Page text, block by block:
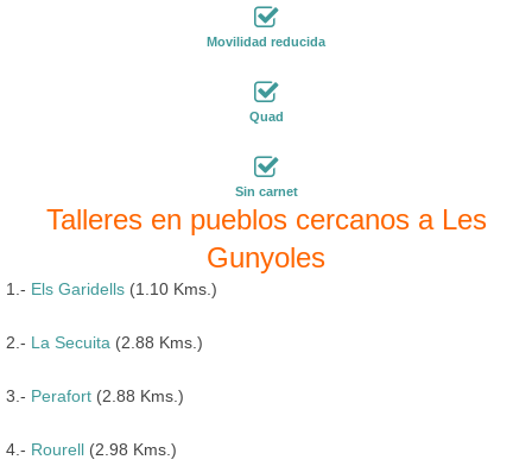
Movilidad reducida
Quad
Sin carnet
Talleres en pueblos cercanos a Les
Gunyoles
1.- Els Garidells (1.10 Kms.)
2.- La Secuita (2.88 Kms.)
3.- Perafort (2.88 Kms.)
4.- Rourell (2.98 Kms.)